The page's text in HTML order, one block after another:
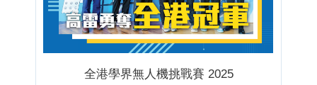
全港學界無人機挑戰賽 2025